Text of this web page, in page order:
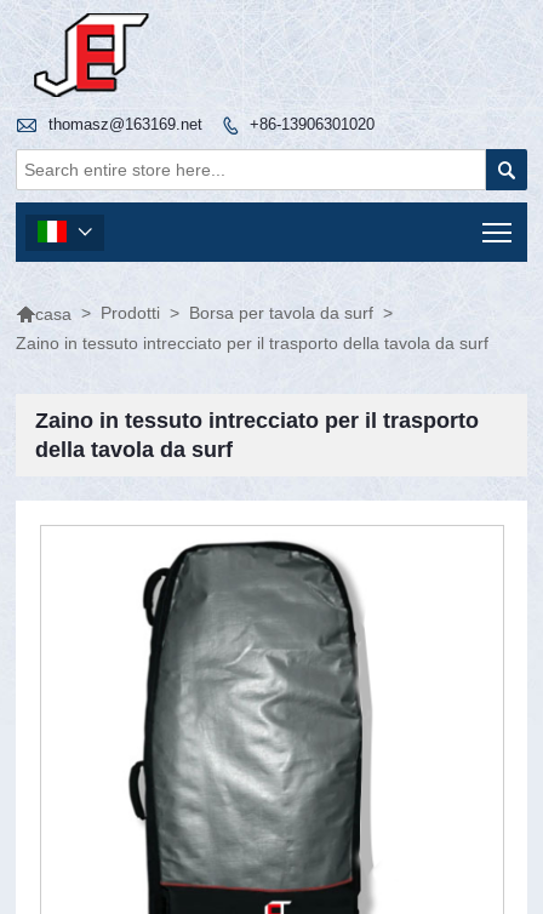
 thomasz@163169.net  +86-13906301020


casa > Prodotti > Borsa per tavola da surf >
Zaino in tessuto intrecciato per il trasporto della tavola da surf
Zaino in tessuto intrecciato per il trasporto
della tavola da surf